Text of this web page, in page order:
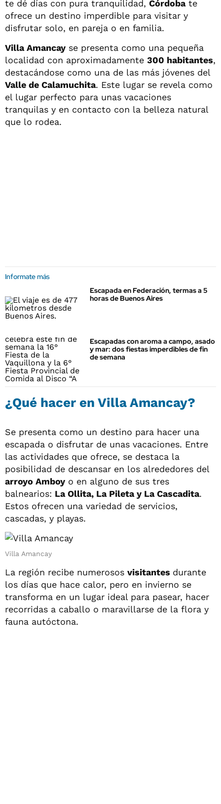
te dé días con pura tranquilidad, Córdobate
ofrece un destino imperdible para visitar y
disfrutar solo, en pareja o en familia.
Villa Amancay se presenta como una pequeña
localidad con aproximadamente 300 habitantes,
destacándose como una de las más jóvenes del
Valle de Calamuchita. Este lugar se revela como
el lugar perfecto para unas vacaciones
tranquilas y en contacto con la belleza natural
que lo rodea.
Informate más
Escapada en Federación, termas a 5
horas de Buenos Aires
Escapadas con aroma a campo, asado
y mar: dos fiestas imperdibles de fin
de semana
¿Qué hacer en Villa Amancay?
Se presenta como un destino para hacer una
escapada o disfrutar de unas vacaciones. Entre
las actividades que ofrece, se destaca la
posibilidad de descansar en los alrededores del
arroyo Amboy o en alguno de sus tres
balnearios: La Ollita, La Pileta y La Cascadita.
Estos ofrecen una variedad de servicios,
cascadas, y playas.
Villa Amancay
La región recibe numerosos visitantes durante
los días que hace calor, pero en invierno se
transforma en un lugar ideal para pasear, hacer
recorridas a caballo o maravillarse de la flora y
fauna autóctona.